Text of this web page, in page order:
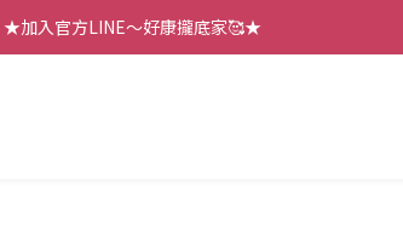
【七月新品】上架了!! 限時折扣優惠😍
★加入官方LINE～好康攏底家🥰★